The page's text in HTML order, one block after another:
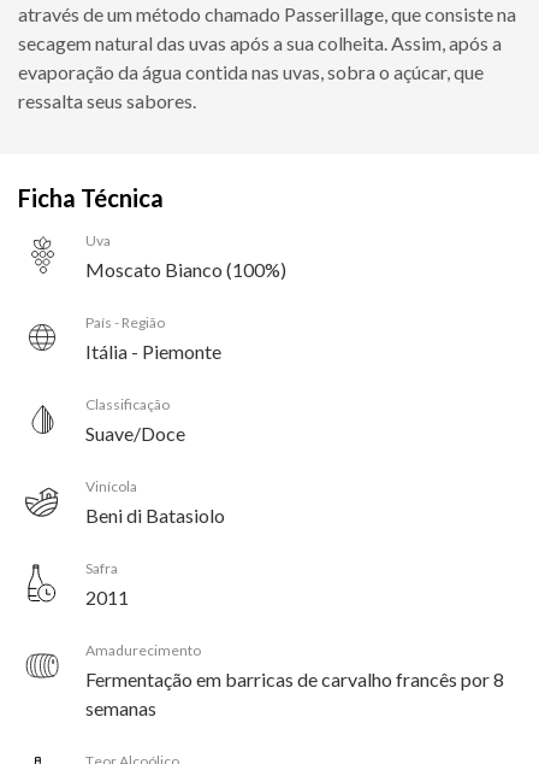
através de um método chamado Passerillage, que consiste na
secagem natural das uvas após a sua colheita. Assim, após a
evaporação da água contida nas uvas, sobra o açúcar, que
ressalta seus sabores.
Ficha Técnica
Uva
Moscato Bianco (100%)
País - Região
Itália - Piemonte
Classificação
Suave/Doce
Vinícola
Beni di Batasiolo
Safra
2011
Amadurecimento
Fermentação em barricas de carvalho francês por 8
semanas